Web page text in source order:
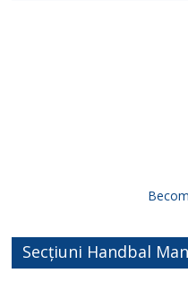
Secțiuni Handbal